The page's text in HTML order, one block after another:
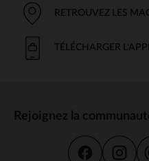
RETROUVEZ LES
TÉLÉCHARGER
Rejoignez la